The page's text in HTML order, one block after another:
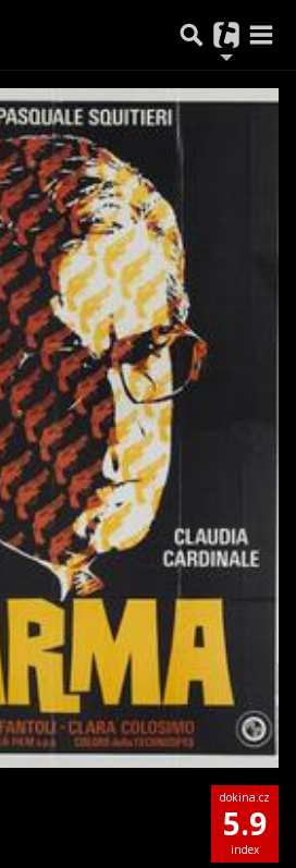
dokina.cz
5.9
index